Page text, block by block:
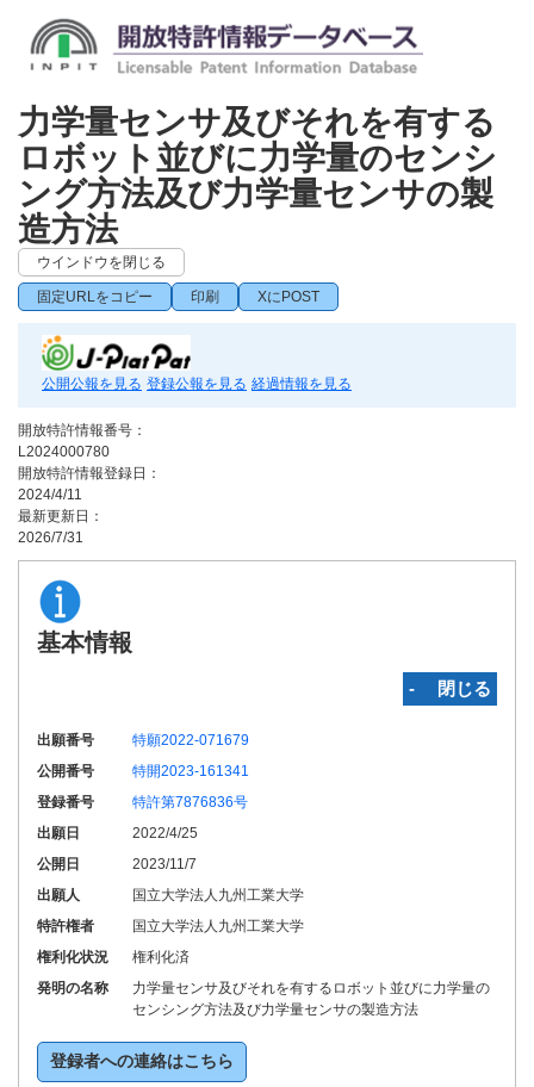
力学量センサ及びそれを有する
ロボット並びに力学量のセンシ
ング方法及び力学量センサの製
造方法
ウインドウを閉じる
固定URLをコピー 印刷 XにPOST
公開公報を見る 登録公報を見る 経過情報を見る
開放特許情報番号：
L2024000780
開放特許情報登録日：
2024/4/11
最新更新日：
2026/7/31
基本情報
‐ 閉じる
出願番号
特願2022-071679
公開番号
特開2023-161341
登録番号
特許第7876836号
出願日
2022/4/25
公開日
2023/11/7
出願人
国立大学法人九州工業大学
特許権者
国立大学法人九州工業大学
権利化状況
権利化済
発明の名称
力学量センサ及びそれを有するロボット並びに力学量の
センシング方法及び力学量センサの製造方法
登録者への連絡はこちら